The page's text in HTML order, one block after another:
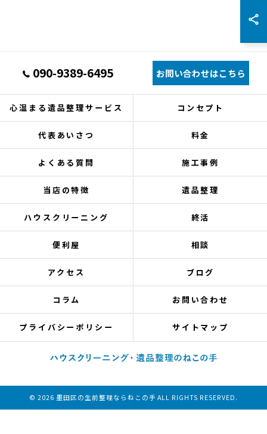
090-9389-6495 お問い合わせはこちら
心温まる遺品整理サービス コンセプト
代表あいさつ 料金
よくある質問 施工事例
当店の特徴 遺品整理
ハウスクリーニング 終活
便利屋 相談
アクセス ブログ
コラム お問い合わせ
プライバシーポリシー サイトマップ
© 2026 墨田区の生前整理ならねこの手 ALL RIGHTS RESERVED.